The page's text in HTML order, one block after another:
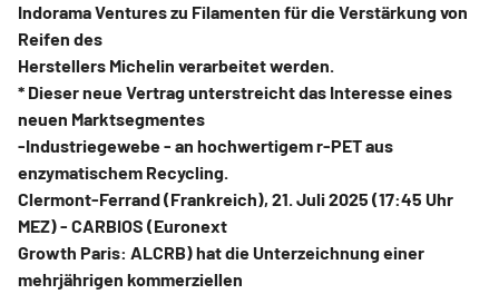
Indorama Ventures zu Filamenten für die Verstärkung von
Reifen des
Herstellers Michelin verarbeitet werden.
* Dieser neue Vertrag unterstreicht das Interesse eines
neuen Marktsegmentes
-Industriegewebe - an hochwertigem r-PET aus
enzymatischem Recycling.
Clermont-Ferrand (Frankreich), 21. Juli 2025 (17:45 Uhr
MEZ) - CARBIOS (Euronext
Growth Paris: ALCRB) hat die Unterzeichnung einer
mehrjährigen kommerziellen